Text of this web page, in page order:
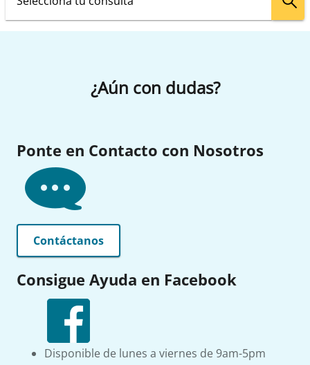
¿Aún con dudas?
Ponte en Contacto con Nosotros
Contáctanos
Consigue Ayuda en Facebook
Disponible de lunes a viernes de 9am-5pm